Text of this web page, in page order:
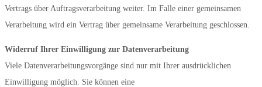
Vertrags über Auftragsverarbeitung weiter. Im Falle einer gemeinsamen
Verarbeitung wird ein Vertrag über gemeinsame Verarbeitung geschlossen.
Widerruf Ihrer Einwilligung zur Datenverarbeitung
Viele Datenverarbeitungsvorgänge sind nur mit Ihrer ausdrücklichen
Einwilligung möglich. Sie können eine